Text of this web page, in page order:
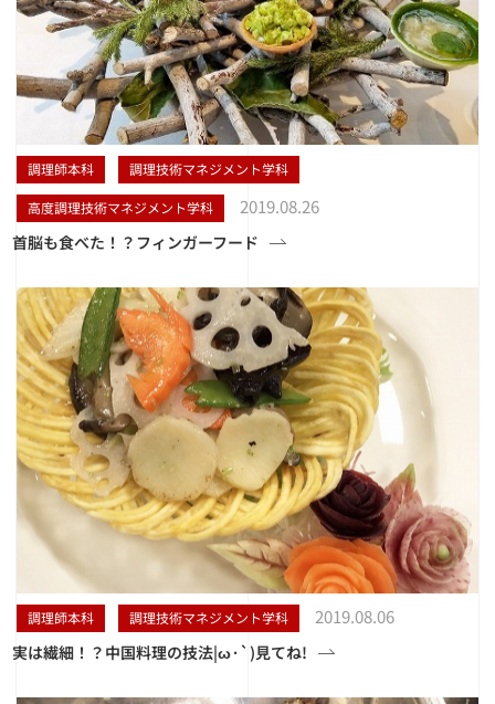
調理師本科 調理技術マネジメント学科
高度調理技術マネジメント学科 2019.08.26
首脳も食べた！？フィンガーフード
調理師本科 調理技術マネジメント学科 2019.08.06
実は繊細！？中国料理の技法|ω·`)見てね!